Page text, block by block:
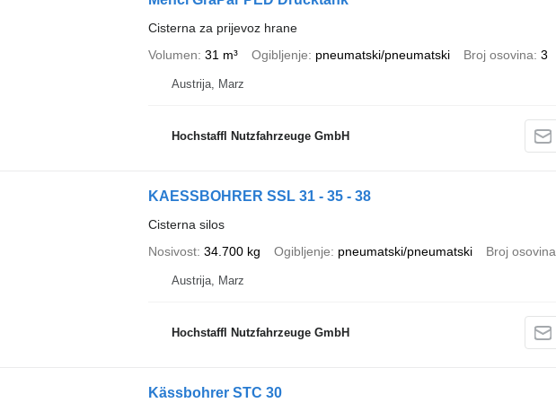
Cisterna za prijevoz hrane
Volumen 31 m³ Ogibljenje pneumatski/pneumatski Broj osovina 3
Austrija, Marz
Hochstaffl Nutzfahrzeuge GmbH
KAESSBOHRER SSL 31 - 35 - 38
Cisterna silos
Nosivost 34.700 kg Ogibljenje pneumatski/pneumatski Broj osovina
Austrija, Marz
Hochstaffl Nutzfahrzeuge GmbH
Kässbohrer STC 30